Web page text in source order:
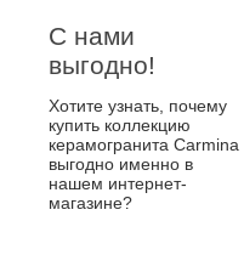
С нами
выгодно!
Хотите узнать, почему
купить коллекцию
керамогранита Carmina
выгодно именно в
нашем интернет-
магазине?